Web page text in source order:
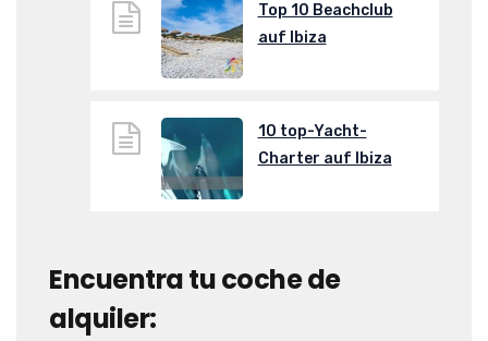
Top 10 Beachclub
auf Ibiza
10 top-Yacht-
Charter auf Ibiza
Encuentra tu coche de
alquiler: